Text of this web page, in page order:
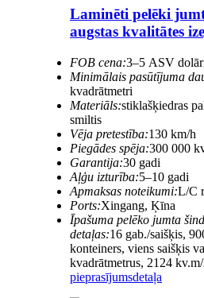
Laminēti pelēki
augstas kvalitātes
FOB cena:3–5 ASV
Minimālais pasūtījuma
kvadrātmetri
Materiāls:stiklašķiedras
smiltis
Vēja pretestība:130 km/h
Piegādes spēja:300 000
Garantija:30 gadi
Aļģu izturība:5–10 gadi
Apmaksas noteikumi:L/C
Ports:Xingang, Ķīna
Īpašuma pelēko jumta
detaļas:16 gab./saišķis,
konteiners, viens saišķis
kvadrātmetrus, 2124
pieprasījumsdetaļa